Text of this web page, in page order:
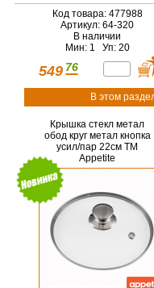
Код товара: 477988
Артикул: 64-320
В наличии
Мин: 1 Уп: 20
549 76
В этом
Крышка стекл метал
обод круг метал кнопка
усил/пар 22см TM
Appetite